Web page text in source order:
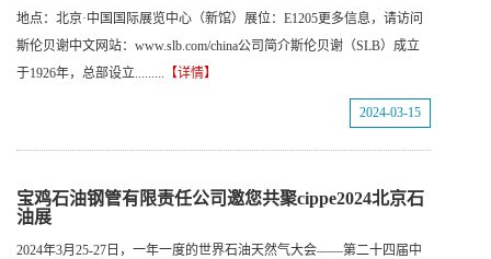
地点：北京·中国国际展览中心（新馆）展位：E1205更多信息，请访问
斯伦贝谢中文网站：www.slb.com/china公司简介斯伦贝谢（SLB）成立
于1926年，总部设立......... 【详情】
2024-03-15
宝鸡石油钢管有限责任公司邀您共聚cippe2024北京石
油展
2024年3月25-27日，一年一度的世界石油天然气大会——第二十四届中